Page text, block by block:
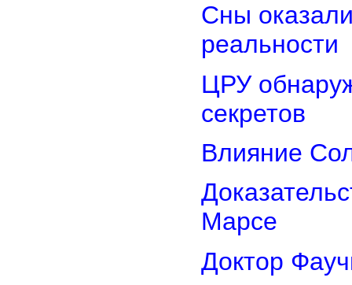
Сны
реальности
ЦРУ
секретов
Влияние
Марсе
Доктор